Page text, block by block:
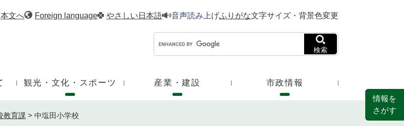
本文へ Foreign language やさしい日本語 音声読み上げふりがな文字サイズ・背景色変更
検索
観光・文化・スポーツ 産業・建設 市政情報
教育課 > 中塩田小学校
情報を
さがす